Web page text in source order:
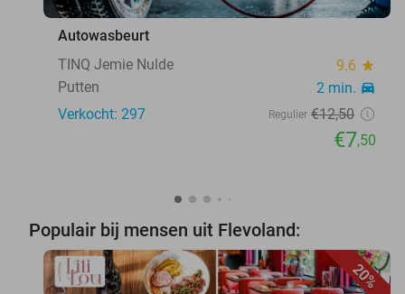
Autowasbeurt
TINQ Jemie Nulde
9.6 star
Putten 2 min. directions_car
Verkocht: 297 Regulier €12,50
€7,50
Populair bij mensen uit Flevoland:
20%